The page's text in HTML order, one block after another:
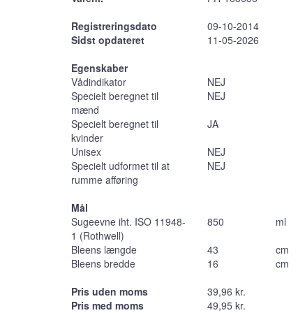
Registreringsdato
09-10-2014
Sidst opdateret
11-05-2026
Egenskaber
Vådindikator
NEJ
Specielt beregnet til
mænd
NEJ
Specielt beregnet til
kvinder
JA
Unisex
NEJ
Specielt udformet til at
rumme afføring
NEJ
Mål
Sugeevne iht. ISO 11948-
1 (Rothwell)
850
ml
Bleens længde
43
cm
Bleens bredde
16
cm
Pris uden moms
39,96 kr.
Pris med moms
49,95 kr.